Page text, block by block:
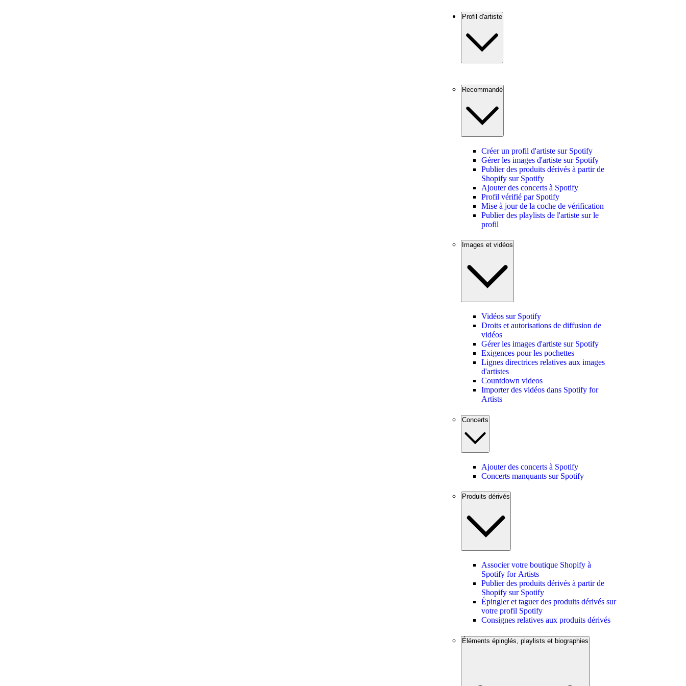
Profil d'artiste
Recommandé
Créer un profil d'artiste sur Spotify
Gérer les images d'artiste sur Spotify
Publier des produits dérivés à partir de
Shopify sur Spotify
Ajouter des concerts à Spotify
Profil vérifié par Spotify
Mise à jour de la coche de vérification
Publier des playlists de l'artiste sur le
profil
Images et vidéos
Vidéos sur Spotify
Droits et autorisations de diffusion de
vidéos
Gérer les images d'artiste sur Spotify
Exigences pour les pochettes
Lignes directrices relatives aux images
d'artistes
Countdown videos
Importer des vidéos dans Spotify for
Artists
Concerts
Ajouter des concerts à Spotify
Concerts manquants sur Spotify
Produits dérivés
Associer votre boutique Shopify à
Spotify for Artists
Publier des produits dérivés à partir de
Shopify sur Spotify
Épingler et taguer des produits dérivés sur
votre profil Spotify
Consignes relatives aux produits dérivés
Éléments épinglés, playlists et biographies